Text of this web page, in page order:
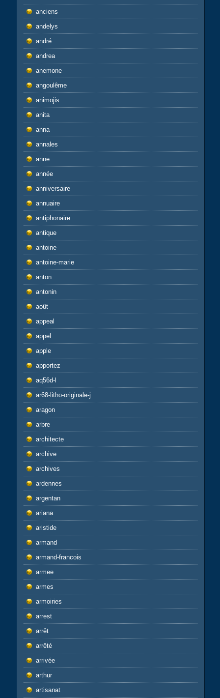
anciens
andelys
andré
andrea
anemone
angoulême
animojis
anita
anna
annales
anne
année
anniversaire
annuaire
antiphonaire
antique
antoine
antoine-marie
anton
antonin
août
appeal
appel
apple
apportez
aq56d-l
ar68-litho-originale-j
aragon
arbre
architecte
archive
archives
ardennes
argentan
ariana
aristide
armand
armand-francois
armee
armes
armoiries
arrest
arrêt
arrêté
arrivée
arthur
artisanat